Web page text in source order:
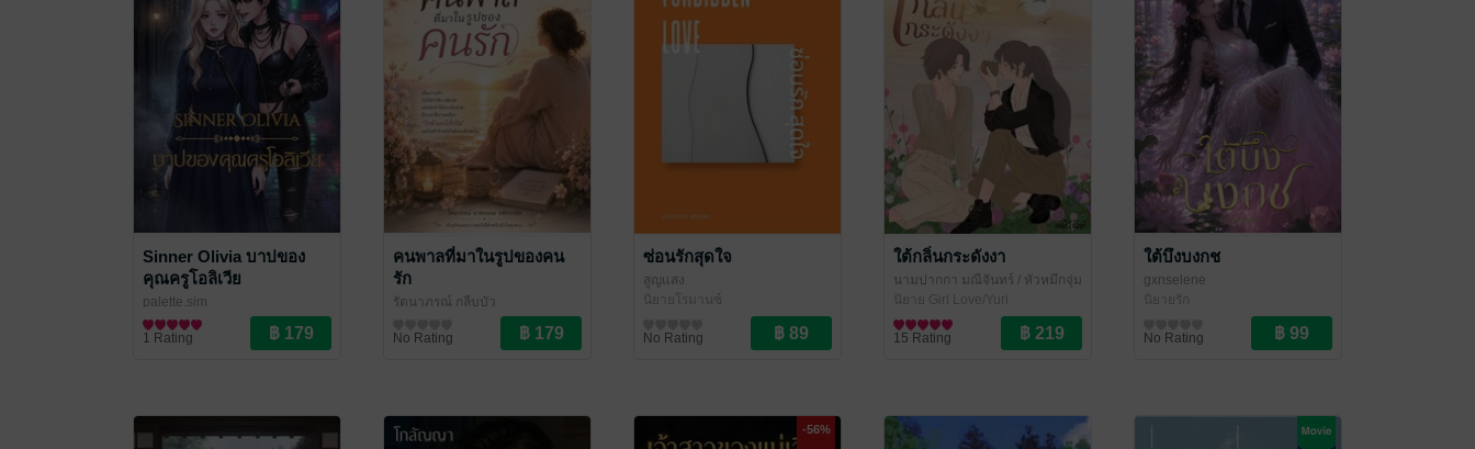
Sinner Olivia บาปของ
คุณครูโอลิเวีย
palette.sim
นิยาย Girl Love/Yuri
1 Rating
คนพาลที่มาในรูปของคน
รัก
รัตนาภรณ์ กลีบบัว
No Rating
ซ่อนรักสุดใจ
สูญแสง
นิยายโรมานซ์
No Rating
ใต้กลิ่นกระดังงา
นามปากกา มณีจันทร์ / หัวหมึกจุ่ม
นิยาย Girl Love/Yuri
15 Rating
ใต้บึงบงกช
gxnselene
นิยายรัก
No Rating
-56%